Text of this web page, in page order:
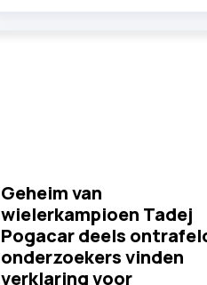
Geheim van
wielerkampioen Tadej
Pogacar deels
onderzoekers vinden
verklaring voor